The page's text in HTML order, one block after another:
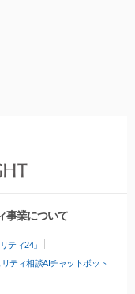
事業について
ティ24」
ティ相談AIチャットボット